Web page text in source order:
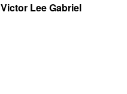
Victor Lee Gabriel